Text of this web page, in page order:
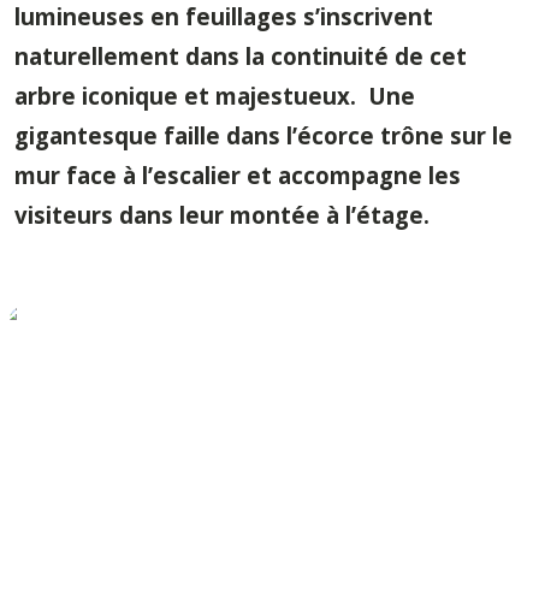
lumineuses en feuillages s’inscrivent
naturellement dans la continuité de cet
arbre iconique et majestueux. Une
gigantesque faille dans l’écorce trône sur le
mur face à l’escalier et accompagne les
visiteurs dans leur montée à l’étage.